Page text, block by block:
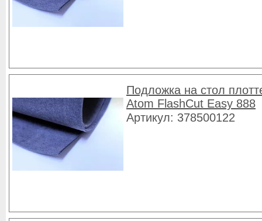
Подложка на стол
Atom FlashCut Easy 888
Артикул: 378500122